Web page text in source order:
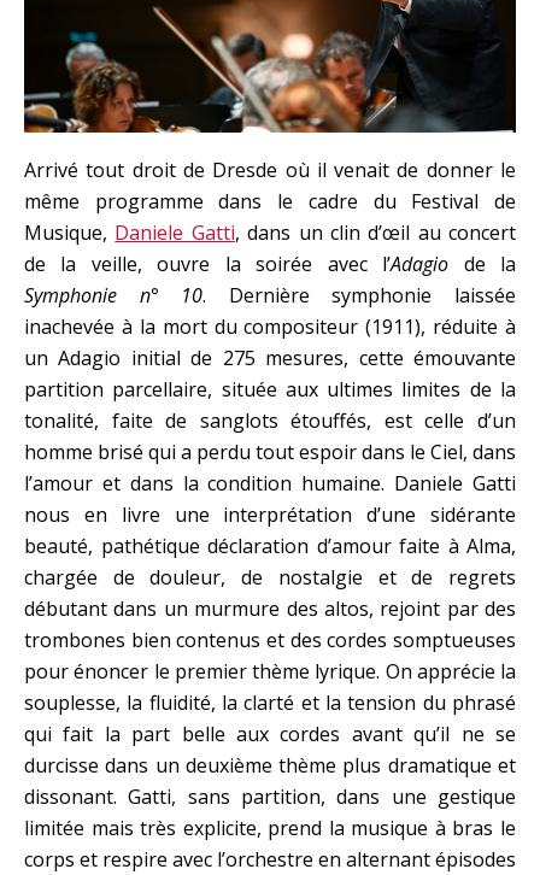
Arrivé tout droit de Dresde où il venait de donner le
même programme dans le cadre du Festival de
Musique, Daniele Gatti, dans un clin d’œil au concert
de la veille, ouvre la soirée avec l’Adagio de la
Symphonie n° 10. Dernière symphonie laissée
inachevée à la mort du compositeur (1911), réduite à
un Adagio initial de 275 mesures, cette émouvante
partition parcellaire, située aux ultimes limites de la
tonalité, faite de sanglots étouffés, est celle d’un
homme brisé qui a perdu tout espoir dans le Ciel, dans
l’amour et dans la condition humaine. Daniele Gatti
nous en livre une interprétation d’une sidérante
beauté, pathétique déclaration d’amour faite à Alma,
chargée de douleur, de nostalgie et de regrets
débutant dans un murmure des altos, rejoint par des
trombones bien contenus et des cordes somptueuses
pour énoncer le premier thème lyrique. On apprécie la
souplesse, la fluidité, la clarté et la tension du phrasé
qui fait la part belle aux cordes avant qu’il ne se
durcisse dans un deuxième thème plus dramatique et
dissonant. Gatti, sans partition, dans une gestique
limitée mais très explicite, prend la musique à bras le
corps et respire avec l’orchestre en alternant épisodes